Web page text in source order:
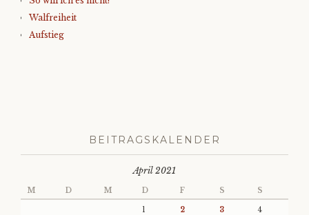
Walfreiheit
Aufstieg
BEITRAGSKALENDER
April 2021
M D M D F S S
1 2 3 4